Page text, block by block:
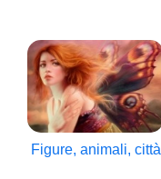
Figure, animali, città